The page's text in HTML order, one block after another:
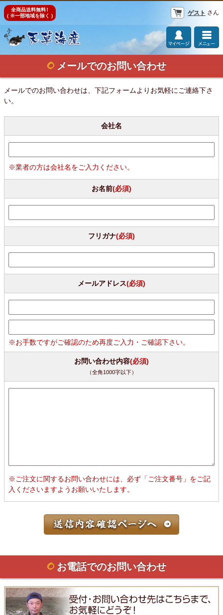
全商品送料無料！
( ※一部地域を除く )
ゲスト さん
メールでのお問い合わせ
メールでのお問い合わせは、下記フォームよりお気軽にご連絡下さ
い。
会社名
※業者の方は会社名をご入力ください。
お名前(必須)
フリガナ(必須)
メールアドレス(必須)
※お手数ですがご確認のため再度ご入力・ご確認下さい。
お問い合わせ内容(必須)
（全角1000字以下）
※ご注文に関するお問い合わせには、必ず「ご注文番号」をご記
入くださいますようお願いいたします。
お電話でのお問い合わせ